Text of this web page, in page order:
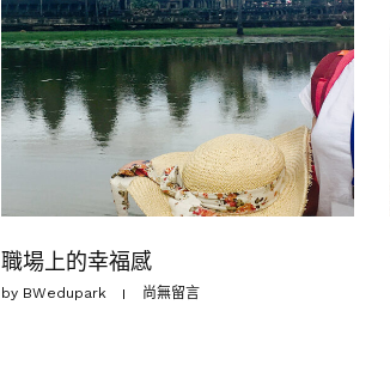
職場上的幸福感
by BWedupark 尚無留言